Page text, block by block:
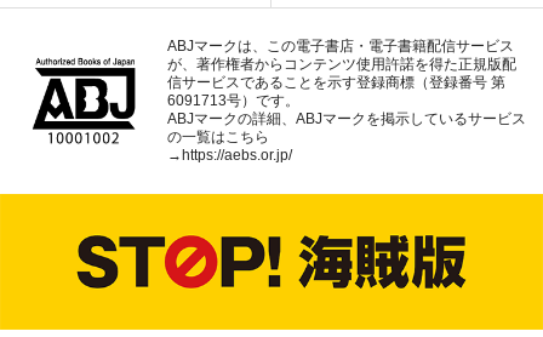
ABJマークは、この電子書店・電子書籍配信サービス
が、著作権者からコンテンツ使用許諾を得た正規版配
信サービスであることを示す登録商標（登録番号 第
6091713号）です。
ABJマークの詳細、ABJマークを掲示しているサービス
の一覧はこちら
→ https://aebs.or.jp/